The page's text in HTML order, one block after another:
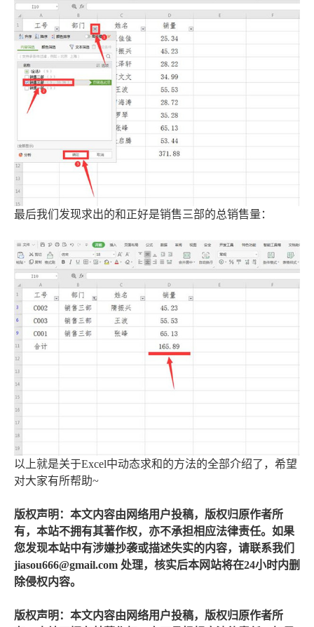
最后我们发现求出的和正好是销售三部的总销售量：
以上就是关于Excel中动态求和的方法的全部介绍了，希望
对大家有所帮助~
版权声明：本文内容由网络用户投稿，版权归原作者所
有，本站不拥有其著作权，亦不承担相应法律责任。如果
您发现本站中有涉嫌抄袭或描述失实的内容，请联系我们
jiasou666@gmail.com 处理，核实后本网站将在24小时内删
除侵权内容。
版权声明：本文内容由网络用户投稿，版权归原作者所